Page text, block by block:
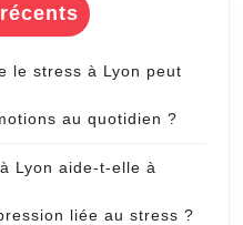
le stress à Lyon peut
au quotidien ?
Lyon aide-t-elle à
liée au stress ?